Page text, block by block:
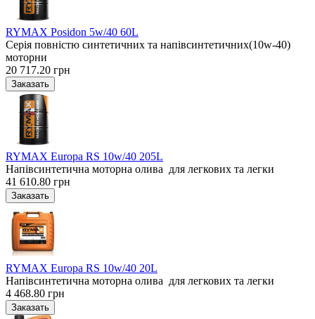
RYMAX Posidon 5w/40 60L
Серія повністю синтетичних та напівсинтетичних(10w-40)
моторни
20 717.20 грн
RYMAX Europa RS 10w/40 205L
Напівсинтетична моторна олива для легкових та легки
41 610.80 грн
RYMAX Europa RS 10w/40 20L
Напівсинтетична моторна олива для легкових та легки
4 468.80 грн